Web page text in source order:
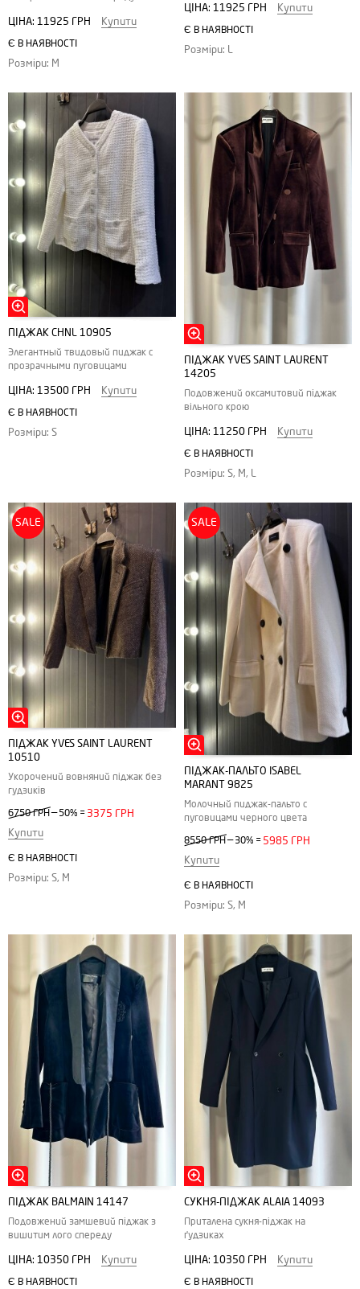
ЦІНА: 11925 ГРН Купити
Є В НАЯВНОСТІ
Розміри: M
ЦІНА: 11925 ГРН Купити
Є В НАЯВНОСТІ
Розміри: L
ПІДЖАК CHNL 10905
Элегантный твидовый пиджак с
прозрачными пуговицами
ЦІНА: 13500 ГРН Купити
Є В НАЯВНОСТІ
Розміри: S
ПІДЖАК YVES SAINT LAURENT
14205
Подовжений оксамитовий піджак
вільного крою
ЦІНА: 11250 ГРН Купити
Є В НАЯВНОСТІ
Розміри: S, M, L
SALE
ПІДЖАК YVES SAINT LAURENT
10510
Укорочений вовняний піджак без
гудзиків
6750 ГРН— 50% = 3375 ГРН
Купити
Є В НАЯВНОСТІ
Розміри: S, M
SALE
ПІДЖАК-ПАЛЬТО ISABEL
MARANT 9825
Молочный пиджак-пальто с
пуговицами черного цвета
8550 ГРН — 30% = 5985 ГРН
Купити
Є В НАЯВНОСТІ
Розміри: S, M
ПІДЖАК BALMAIN 14147
Подовжений замшевий піджак з
вишитим лого спереду
ЦІНА: 10350 ГРН Купити
Є В НАЯВНОСТІ
СУКНЯ-ПІДЖАК ALAIA 14093
Приталена сукня-піджак на
ґудзиках
ЦІНА: 10350 ГРН Купити
Є В НАЯВНОСТІ